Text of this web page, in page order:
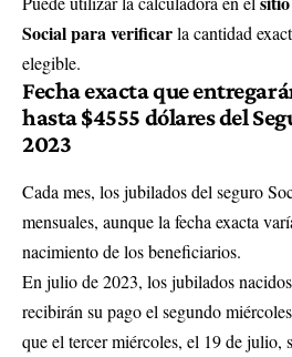
Social para verificarla cantidad
elegible.
Fecha exacta que
hasta $4555 dólares del
2023
Cada mes, los jubilados del seguro
mensuales, aunque la fecha exacta
nacimiento de los beneficiarios.
En julio de 2023, los jubilados
recibirán su pago el segundo
que el tercer miércoles, el 19 de julio,